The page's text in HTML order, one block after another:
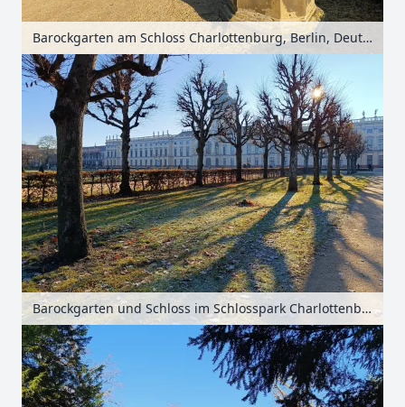
Barockgarten am Schloss Charlottenburg, Berlin, Deutschland
Barockgarten und Schloss im Schlosspark Charlottenburg, Berlin, Deutschland